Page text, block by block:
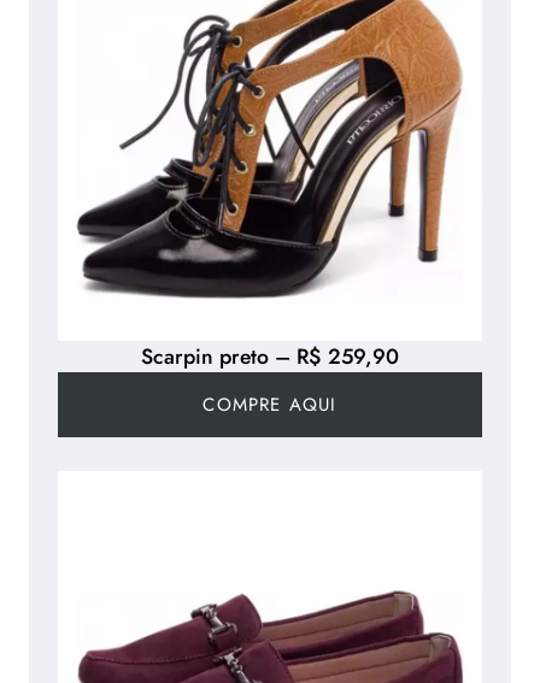
Scarpin preto – R$ 259,90
COMPRE AQUI